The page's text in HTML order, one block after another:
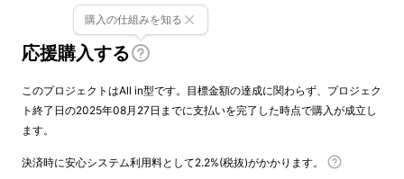
1分ごとに変化を続ける、“今”と
いう“時間のかたち”
グラデーションは1分ごとに少しずつ姿を変え
ながら、ふと目を向けたその瞬間にだけ現れる
色彩を生み出します。
応援購入する
購入の仕組みを知る
このプロジェクトはAll in型です。目標金額の達成に関わらず、プロジェク
ト終了日の2025年08月27日までに支払いを完了した時点で購入が成立し
ます。
決済時に安心システム利用料として2.2%(税抜)がかかります。